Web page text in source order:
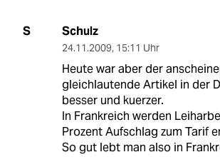
S Schulz
24.11.2009, 15:11 Uhr
Heute war aber der
gleichlautende Artikel in der
besser und kuerzer.
In Frankreich werden
Prozent Aufschlag zum Tarif
So gut lebt man also in